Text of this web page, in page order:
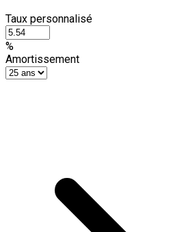
Taux personnalisé
%
Amortissement